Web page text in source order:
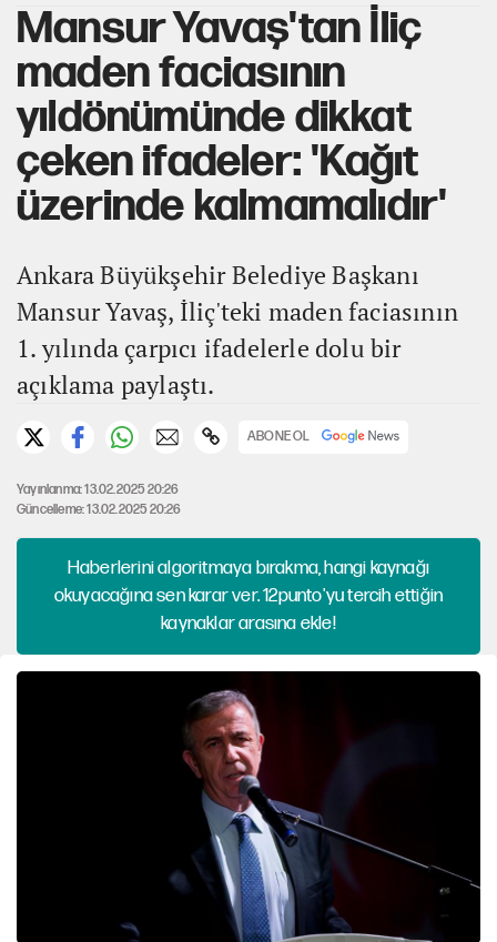
Mansur Yavaş'tan İliç
maden faciasının
yıldönümünde dikkat
çeken ifadeler: 'Kağıt
üzerinde kalmamalıdır'
Ankara Büyükşehir Belediye Başkanı
Mansur Yavaş, İliç'teki maden faciasının
1. yılında çarpıcı ifadelerle dolu bir
açıklama paylaştı.
ABONE OL
Yayınlanma: 13.02.2025 20:26
Güncelleme: 13.02.2025 20:26
Haberlerini algoritmaya bırakma, hangi kaynağı
okuyacağına sen karar ver. 12punto'yu tercih ettiğin
kaynaklar arasına ekle!